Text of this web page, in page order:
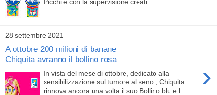
Picchi e con la supervisione creati...
28 settembre 2021
A ottobre 200 milioni di banane
Chiquita avranno il bollino rosa
›
In vista del mese di ottobre, dedicato alla
sensibilizzazione sul tumore al seno , Chiquita
rinnova ancora una volta il suo Bollino blu e l...